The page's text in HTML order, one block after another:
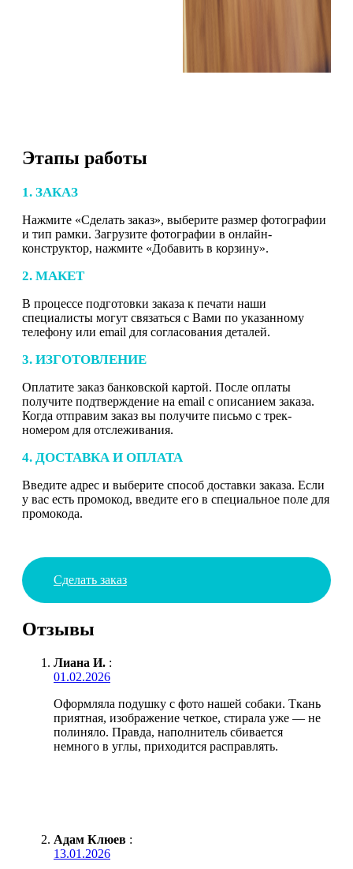
Этапы работы
1. ЗАКАЗ
Нажмите «Сделать заказ», выберите размер фотографии
и тип рамки. Загрузите фотографии в онлайн-
конструктор, нажмите «Добавить в корзину».
2. МАКЕТ
В процессе подготовки заказа к печати наши
специалисты могут связаться с Вами по указанному
телефону или email для согласования деталей.
3. ИЗГОТОВЛЕНИЕ
Оплатите заказ банковской картой. После оплаты
получите подтверждение на email с описанием заказа.
Когда отправим заказ вы получите письмо с трек-
номером для отслеживания.
4. ДОСТАВКА И ОПЛАТА
Введите адрес и выберите способ доставки заказа. Если
у вас есть промокод, введите его в специальное поле для
промокода.
Сделать заказ
Отзывы
Лиана И. :
01.02.2026
Оформляла подушку с фото нашей собаки. Ткань
приятная, изображение четкое, стирала уже — не
полиняло. Правда, наполнитель сбивается
немного в углы, приходится расправлять.
Адам Клюев :
13.01.2026